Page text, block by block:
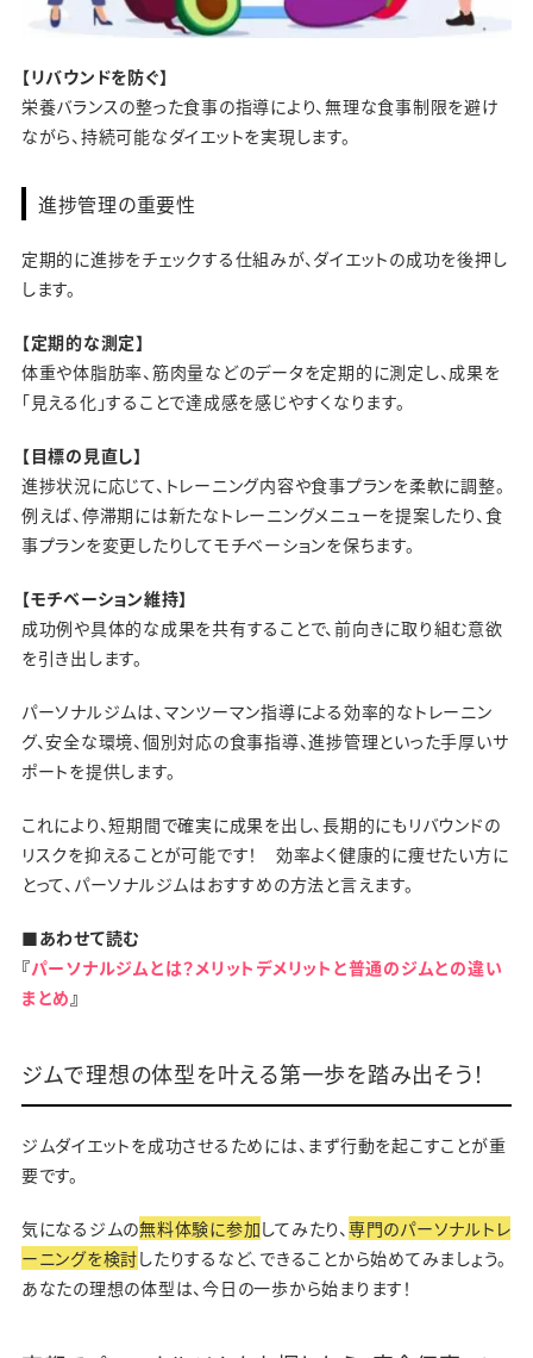
【リバウンドを防ぐ】
栄養バランスの整った食事の指導により、無理な食事制限を避け
ながら、持続可能なダイエットを実現します。
進捗管理の重要性
定期的に進捗をチェックする仕組みが、ダイエットの成功を後押し
します。
【定期的な測定】
体重や体脂肪率、筋肉量などのデータを定期的に測定し、成果を
「見える化」することで達成感を感じやすくなります。
【目標の見直し】
進捗状況に応じて、トレーニング内容や食事プランを柔軟に調整。
例えば、停滞期には新たなトレーニングメニューを提案したり、食
事プランを変更したりしてモチベーションを保ちます。
【モチベーション維持】
成功例や具体的な成果を共有することで、前向きに取り組む意欲
を引き出します。
パーソナルジムは、マンツーマン指導による効率的なトレーニン
グ、安全な環境、個別対応の食事指導、進捗管理といった手厚いサ
ポートを提供します。
これにより、短期間で確実に成果を出し、長期的にもリバウンドの
リスクを抑えることが可能です！ 効率よく健康的に痩せたい方に
とって、パーソナルジムはおすすめの方法と言えます。
■あわせて読む
『パーソナルジムとは？メリットデメリットと普通のジムとの違い
まとめ 』
ジムで理想の体型を叶える第一歩を踏み出そう！
ジムダイエットを成功させるためには、まず行動を起こすことが重
要です。
気になるジムの無料体験に参加してみたり、 専門のパーソナルトレ
ーニングを検討したりするなど、できることから始めてみましょう。
あなたの理想の体型は、今日の一歩から始まります！